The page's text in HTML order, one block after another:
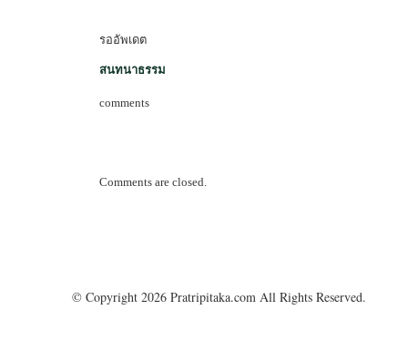
รออัพเดต
สนทนาธรรม
comments
Comments are closed.
© Copyright 2026 Pratripitaka.com All Rights Reserved.